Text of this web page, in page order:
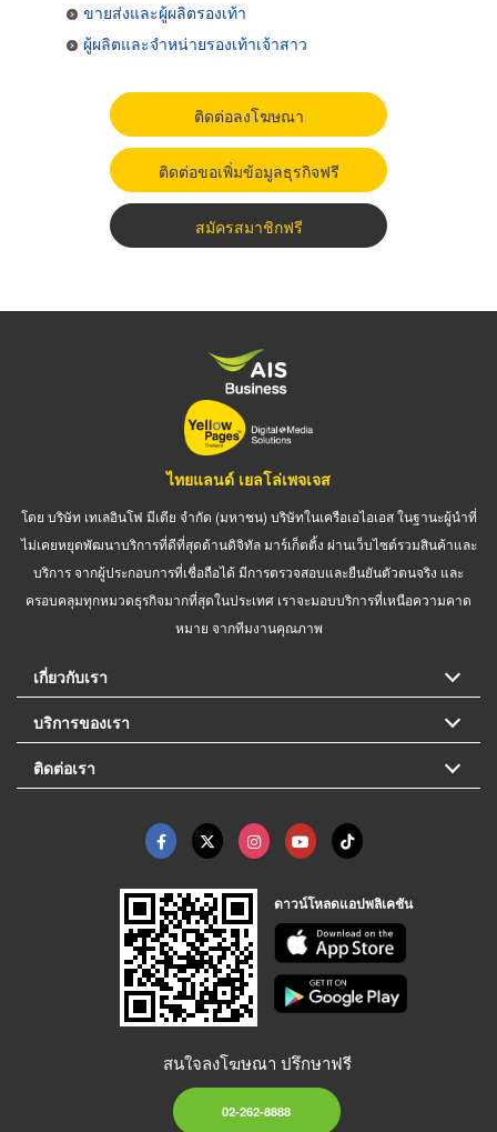
ขายส่งและผู้ผลิตรองเท้า
ผู้ผลิตและจำหน่ายรองเท้าเจ้าสาว
ติดต่อลงโฆษณา
ติดต่อขอเพิ่มข้อมูลธุรกิจฟรี
สมัครสมาชิกฟรี
ไทยแลนด์ เยลโล่เพจเจส
โดย บริษัท เทเลอินโฟ มีเดีย จำกัด (มหาชน) บริษัทในเครือเอไอเอส ในฐานะผู้นำที่
ไม่เคยหยุดพัฒนาบริการที่ดีที่สุดด้านดิจิทัล มาร์เก็ตติ้ง ผ่านเว็บไซต์รวมสินค้าและ
บริการ จากผู้ประกอบการที่เชื่อถือได้ มีการตรวจสอบและยืนยันตัวตนจริง และ
ครอบคลุมทุกหมวดธุรกิจมากที่สุดในประเทศ เราจะมอบบริการที่เหนือความคาด
หมาย จากทีมงานคุณภาพ
เกี่ยวกับเรา
บริการของเรา
ติดต่อเรา
ดาวน์โหลดแอปพลิเคชัน
สนใจลงโฆษณา ปรึกษาฟรี
02-262-8888